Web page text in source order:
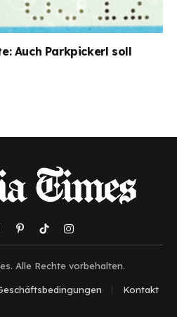
Auch Parkpickerl soll
PinterestTikTokInstagram
Alle Rechte vorbehalten.
Kontakt